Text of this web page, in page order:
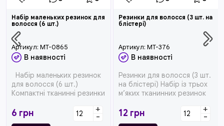
Набір маленьких резинок для
волосся (6 шт.)
Артикул: MT-0865
В наявності
Набір маленьких резинок
для волосся (6 шт.)
Компактні тканинні резинки
6 грн +
-
Резинки для волосся (3 шт. на
блістері)
Артикул: MT-376
В наявності
Резинки для волосся (3 шт.
на блістері) Набір із трьох
м’яких тканинних резинок
12 грн +
-